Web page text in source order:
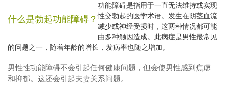
什么是勃起功能障碍？
功能障碍是指用于一直无法维持或实现
性交勃起的医学术语。发生在阴茎血流
减少或神经受损时，这两种情况都可能
由多种触因造成。此病症是男性最常见
的问题之一，随着年龄的增长，发病率也随之增加。
男性性功能障碍不会引起任何健康问题，但会使男性感到焦虑
和抑郁。这还会引起夫妻关系问题。